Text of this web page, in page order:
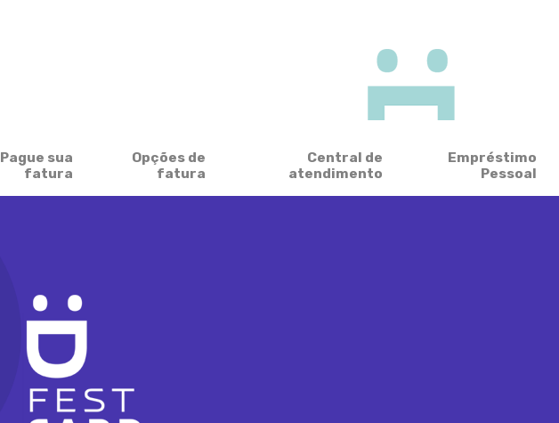
Pague sua
fatura
Opções de
fatura
Central de
atendimento
Empréstimo
Pessoal